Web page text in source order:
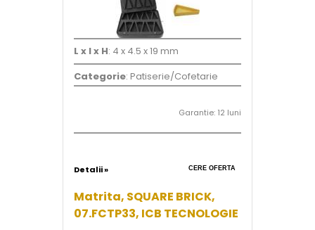
L x l x H: 4 x 4.5 x 19 mm
Categorie: Patiserie/Cofetarie
Garantie: 12 luni
Detalii » CERE OFERTA
Matrita, SQUARE BRICK,
07.FCTP33, ICB TECNOLOGIE